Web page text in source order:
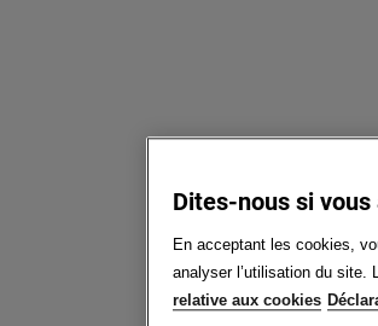
Dites-nous si
En acceptant les cookies,
analyser l’utilisation du site.
relative aux cookies